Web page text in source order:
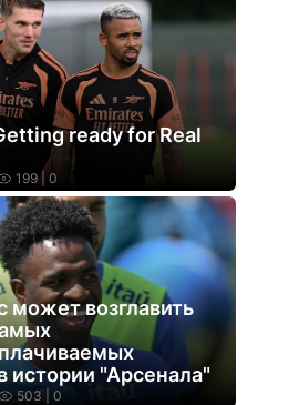
ready for Real
199 | 0
может возглавить
истории "Арсенала"
503 | 0